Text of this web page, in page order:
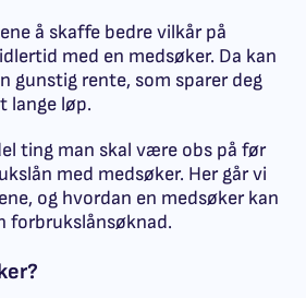
å skaffe bedre vilkår på
med en medsøker. Da kan
gunstig rente, som sparer deg
lange løp.
ting man skal være obs på før
med medsøker. Her går vi
og hvordan en medsøker kan
forbrukslånsøknad.